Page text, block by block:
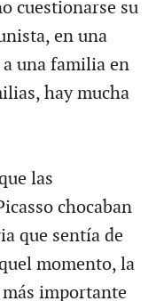
cuestionarse su
en una
una familia en
hay mucha
las
chocaban
que sentía de
momento, la
importante